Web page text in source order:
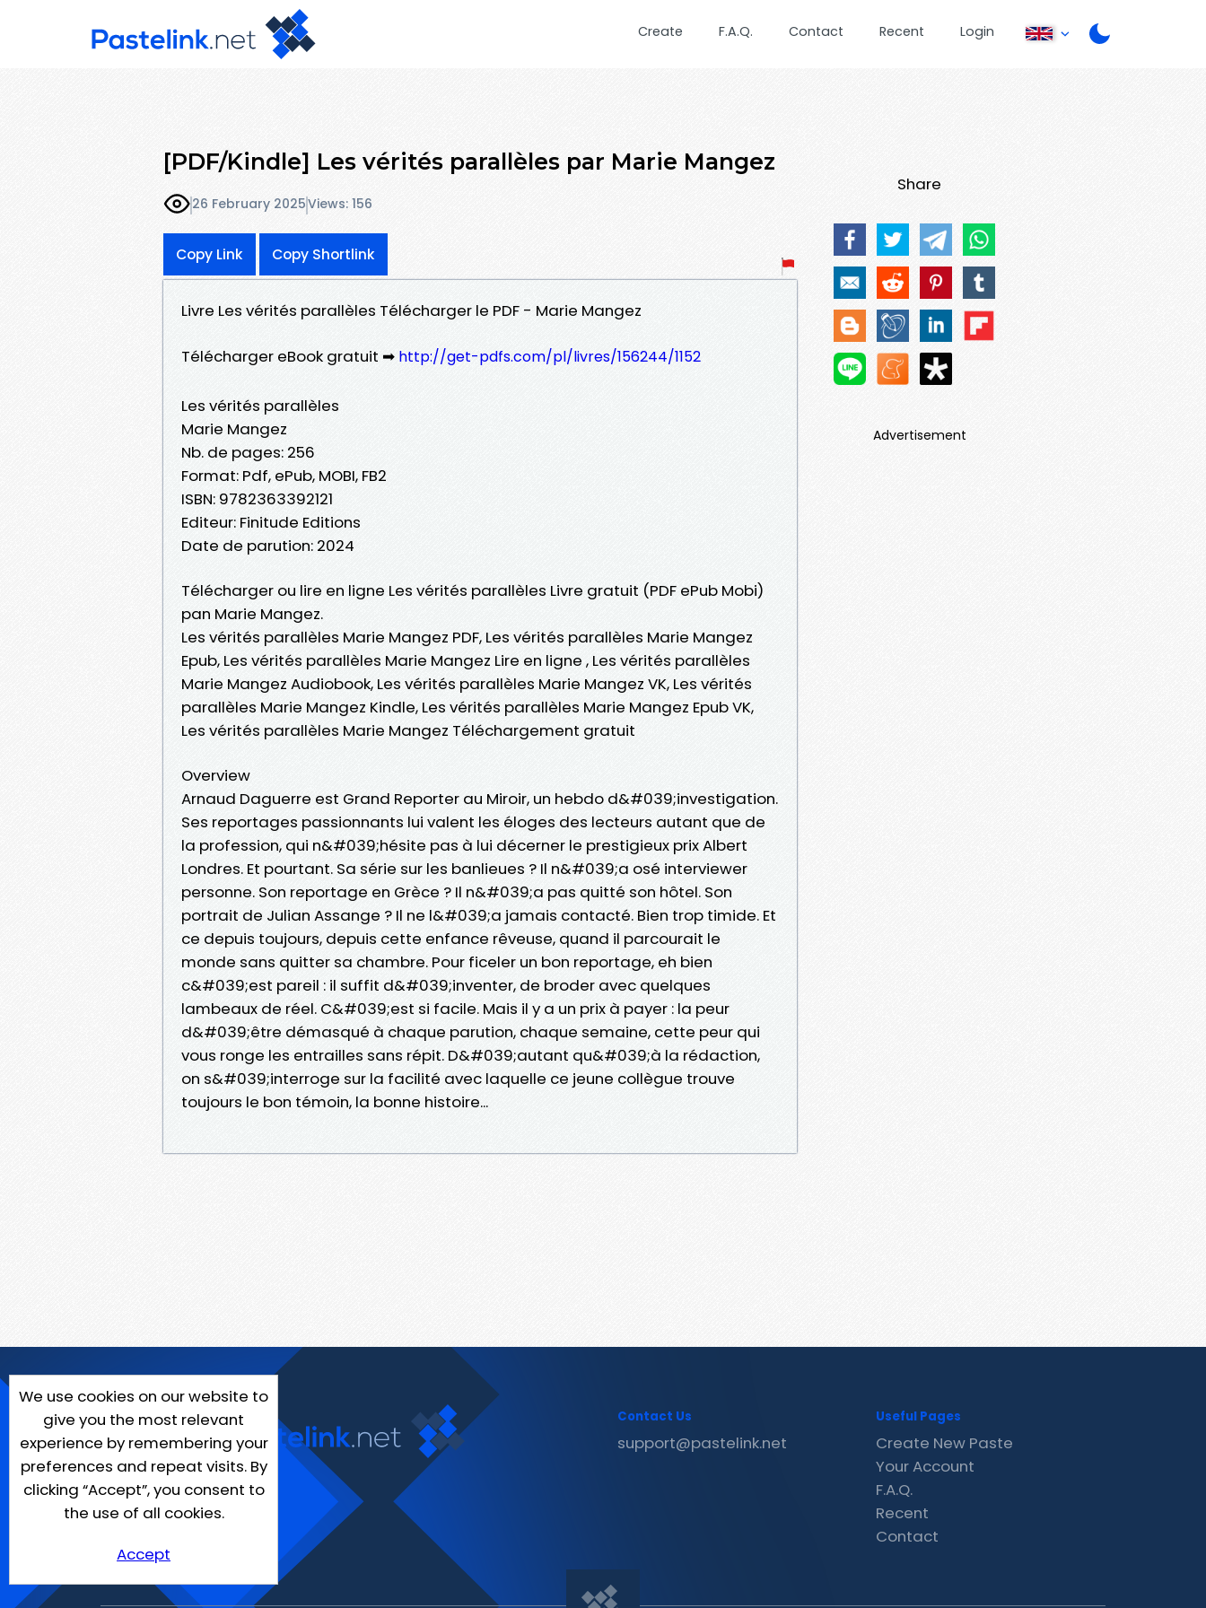
Create F.A.Q. Contact Recent Login
[PDF/Kindle] Les vérités parallèles par Marie Mangez
26 February 2025Views: 156
Copy Link Copy Shortlink
Livre Les vérités parallèles Télécharger le PDF - Marie Mangez
Télécharger eBook gratuit ➡ http://get-pdfs.com/pl/livres/156244/1152
Les vérités parallèles
Marie Mangez
Nb. de pages: 256
Format: Pdf, ePub, MOBI, FB2
ISBN: 9782363392121
Editeur: Finitude Editions
Date de parution: 2024
Télécharger ou lire en ligne Les vérités parallèles Livre gratuit (PDF ePub Mobi)
pan Marie Mangez.
Les vérités parallèles Marie Mangez PDF, Les vérités parallèles Marie Mangez
Epub, Les vérités parallèles Marie Mangez Lire en ligne , Les vérités parallèles
Marie Mangez Audiobook, Les vérités parallèles Marie Mangez VK, Les vérités
parallèles Marie Mangez Kindle, Les vérités parallèles Marie Mangez Epub VK,
Les vérités parallèles Marie Mangez Téléchargement gratuit
Overview
Arnaud Daguerre est Grand Reporter au Miroir, un hebdo d&#039;investigation.
Ses reportages passionnants lui valent les éloges des lecteurs autant que de
la profession, qui n&#039;hésite pas à lui décerner le prestigieux prix Albert
Londres. Et pourtant. Sa série sur les banlieues ? Il n&#039;a osé interviewer
personne. Son reportage en Grèce ? Il n&#039;a pas quitté son hôtel. Son
portrait de Julian Assange ? Il ne l&#039;a jamais contacté. Bien trop timide. Et
ce depuis toujours, depuis cette enfance rêveuse, quand il parcourait le
monde sans quitter sa chambre. Pour ficeler un bon reportage, eh bien
c&#039;est pareil : il suffit d&#039;inventer, de broder avec quelques
lambeaux de réel. C&#039;est si facile. Mais il y a un prix à payer : la peur
d&#039;être démasqué à chaque parution, chaque semaine, cette peur qui
vous ronge les entrailles sans répit. D&#039;autant qu&#039;à la rédaction,
on s&#039;interroge sur la facilité avec laquelle ce jeune collègue trouve
toujours le bon témoin, la bonne histoire...
Share
Advertisement
We use cookies on our website to
give you the most relevant
experience by remembering your
preferences and repeat visits. By
clicking “Accept”, you consent to
the use of all cookies.
Accept
Contact Us
support@pastelink.net
Useful Pages
Create New Paste
Your Account
F.A.Q.
Recent
Contact